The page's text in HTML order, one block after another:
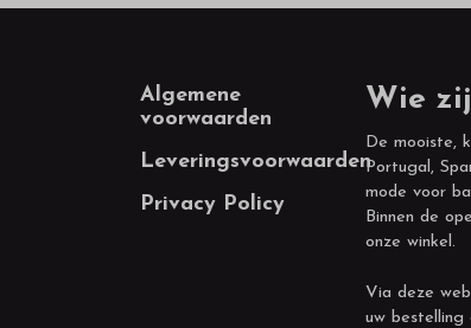
Footer
Algemene
voorwaarden
Leveringsvoorwaarden
Privacy Policy
Wie
De mooiste,
Portugal,
mode voor
Binnen de
onze winkel.
Via deze
uw bestelling